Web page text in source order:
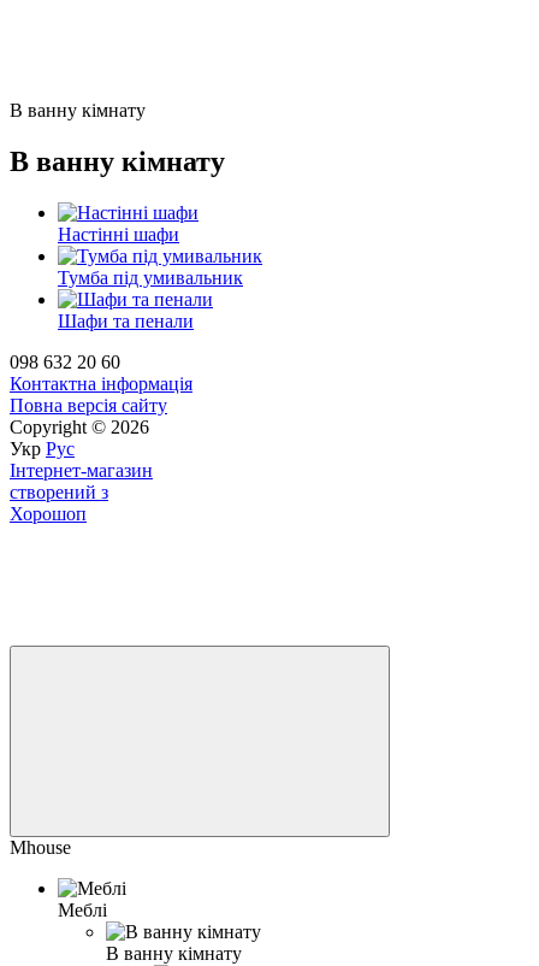
В ванну кімнату
В ванну кімнату
Настінні шафи
Тумба під умивальник
Шафи та пенали
098 632 20 60
Контактна інформація
Повна версія сайту
Copyright © 2026
Укр Рус
Інтернет-магазин
створений з
Хорошоп
Mhouse
Меблі
В ванну кімнату